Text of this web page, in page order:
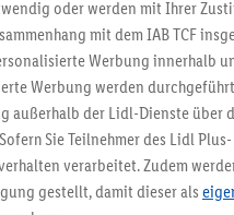
oder werden mit Ihrer
mit dem IAB TCF
Werbung innerhalb
Werbung werden
außerhalb der Lidl-Dienste über
Sie Teilnehmer des Lidl Plus-
verarbeitet. Zudem
gestellt, damit dieser als